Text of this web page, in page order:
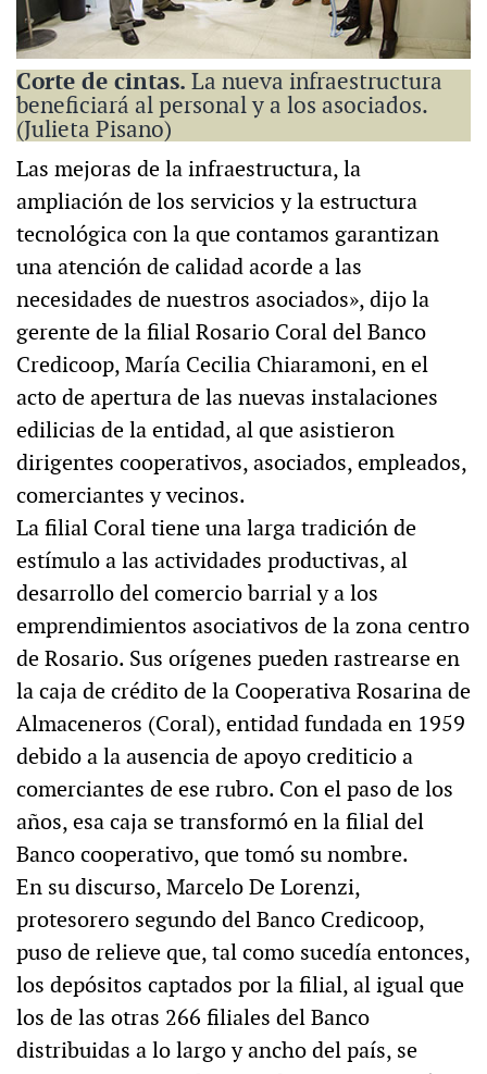
Corte de cintas. La nueva infraestructura
beneficiará al personal y a los asociados.
(Julieta Pisano)
Las mejoras de la infraestructura, la
ampliación de los servicios y la estructura
tecnológica con la que contamos garantizan
una atención de calidad acorde a las
necesidades de nuestros asociados», dijo la
gerente de la filial Rosario Coral del Banco
Credicoop, María Cecilia Chiaramoni, en el
acto de apertura de las nuevas instalaciones
edilicias de la entidad, al que asistieron
dirigentes cooperativos, asociados, empleados,
comerciantes y vecinos.
La filial Coral tiene una larga tradición de
estímulo a las actividades productivas, al
desarrollo del comercio barrial y a los
emprendimientos asociativos de la zona centro
de Rosario. Sus orígenes pueden rastrearse en
la caja de crédito de la Cooperativa Rosarina de
Almaceneros (Coral), entidad fundada en 1959
debido a la ausencia de apoyo crediticio a
comerciantes de ese rubro. Con el paso de los
años, esa caja se transformó en la filial del
Banco cooperativo, que tomó su nombre.
En su discurso, Marcelo De Lorenzi,
protesorero segundo del Banco Credicoop,
puso de relieve que, tal como sucedía entonces,
los depósitos captados por la filial, al igual que
los de las otras 266 filiales del Banco
distribuidas a lo largo y ancho del país, se